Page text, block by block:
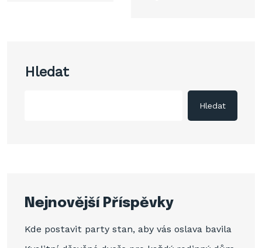
Hledat
Hledat
Nejnovější Příspěvky
Kde postavit party stan, aby vás oslava bavila